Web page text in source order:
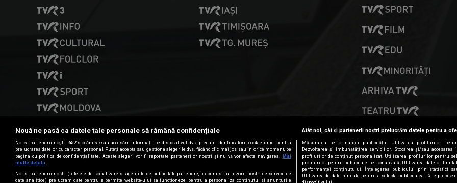
PRESELECȚII
Date de contact
Nouă ne pasă ca datele tale personale să rămână confidențiale
Noi și partenerii noștri 657stocăm și/sau accesăm informații pe dispozitivul dvs., precum identificatorii cookie unici pentru
prelucrarea datelor cu caracter personal. Puteți accepta sau gestiona alegerile dvs. făcând clic mai jos sau în orice moment, pe
pagina cu politica de confidențialitate. Aceste alegeri vor fi raportate partenerilor noștri și nu vă vor afecta navigarea.
Mai
multe detalii
Noi si partenerii nostri (retelele de socializare si agentiile de publicitate partenere, precum si furnizorii nostri de servicii de
date analitice) prelucram date pentru a permite website-ului sa functioneze, pentru a personaliza continutul si anunturile
Atât noi, cât și partenerii noștri prelucrăm datele pentru a
Măsurarea performanței publicității. Utilizarea profilurilor
Dezvoltarea și îmbunătățirea serviciilor. Stocarea și/sau
profilurilor de conținut personalizat. Utilizarea profilurilor pentru
profilurilor pentru publicitate personalizată. Utilizarea datelor
performanței conținutului. Înțelegerea publicului prin statistici
Utilizarea de date limitate pentru a selecta publicitatea. Date precise